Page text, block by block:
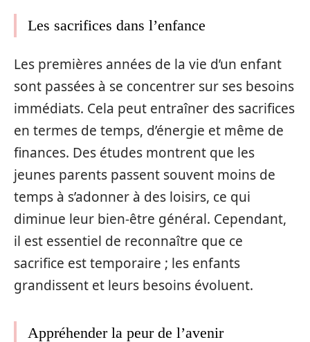
Les sacrifices dans l’enfance
Les premières années de la vie d’un enfant
sont passées à se concentrer sur ses besoins
immédiats. Cela peut entraîner des sacrifices
en termes de temps, d’énergie et même de
finances. Des études montrent que les
jeunes parents passent souvent moins de
temps à s’adonner à des loisirs, ce qui
diminue leur bien-être général. Cependant,
il est essentiel de reconnaître que ce
sacrifice est temporaire ; les enfants
grandissent et leurs besoins évoluent.
Appréhender la peur de l’avenir